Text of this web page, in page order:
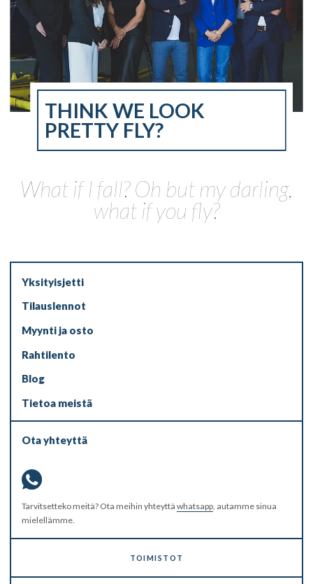
THINK WE LOOK
PRETTY FLY?
What if I fall? Oh but my darling,
what if you fly?
Yksityisjetti
Tilauslennot
Myynti ja osto
Rahtilento
Blog
Tietoa meistä
Ota yhteyttä
Tarvitsetteko meitä? Ota meihin yhteyttä whatsapp, autamme sinua
mielellämme.
TOIMISTOT